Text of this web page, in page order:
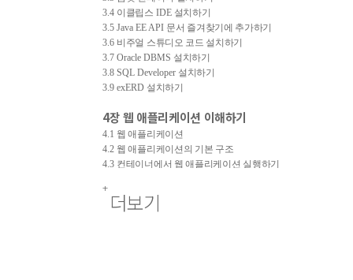
3.4 이클립스 IDE 설치하기
3.5 Java EE API 문서 즐겨찾기에 추가하기
3.6 비주얼 스튜디오 코드 설치하기
3.7 Oracle DBMS 설치하기
3.8 SQL Developer 설치하기
3.9 exERD 설치하기
4장 웹 애플리케이션 이해하기
4.1 웹 애플리케이션
4.2 웹 애플리케이션의 기본 구조
4.3 컨테이너에서 웹 애플리케이션 실행하기
4.5웹 애플리케이션 서비스하기
더보기